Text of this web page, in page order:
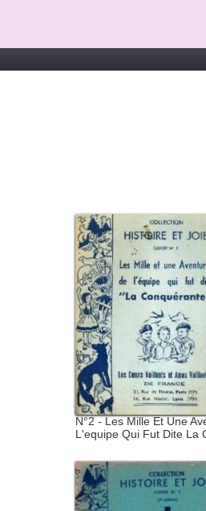
N°2 - Les Mille Et Une
L'equipe Qui Fut Dite La